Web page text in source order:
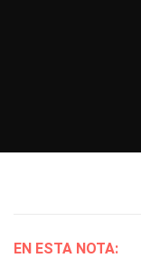
EN ESTA NOTA: